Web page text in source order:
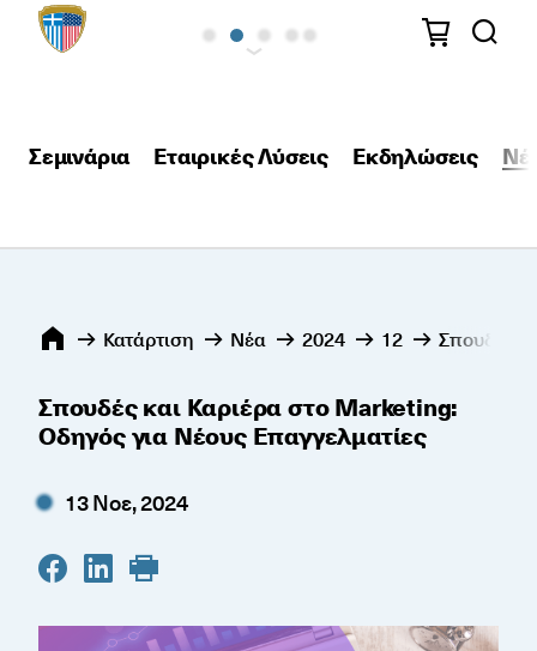
Σεμινάρια Εταιρικές Λύσεις Εκδηλώσεις
Κατάρτιση Νέα 2024 12 Σπουδές
Σπουδές και Καριέρα στο Marketing:
Οδηγός για Νέους Επαγγελματίες
13 Νοε, 2024